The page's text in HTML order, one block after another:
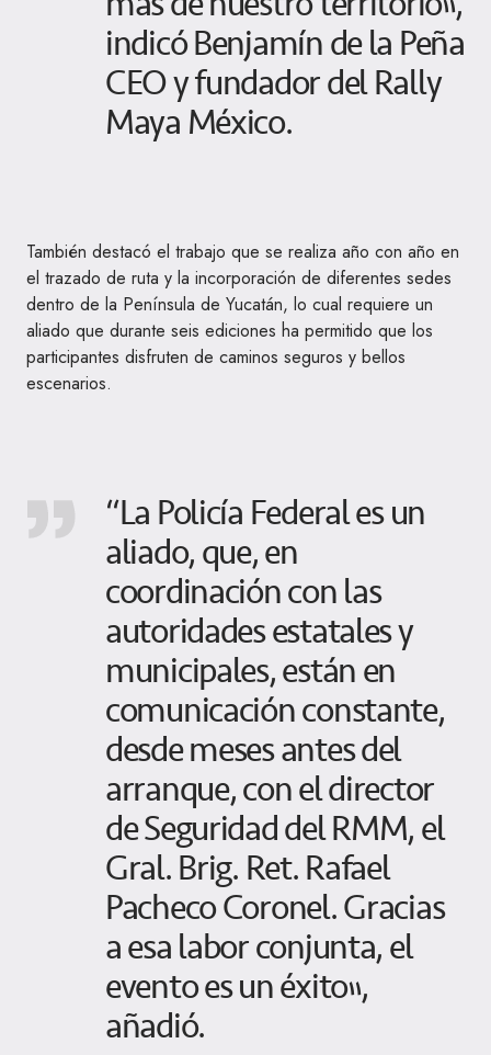
indicó Benjamín de la Peña
CEO y fundador del Rally
Maya México.
También destacó el trabajo que se realiza año con año en
el trazado de ruta y la incorporación de diferentes sedes
dentro de la Península de Yucatán, lo cual requiere un
aliado que durante seis ediciones ha permitido que los
participantes disfruten de caminos seguros y bellos
escenarios.
“La Policía Federal es un
aliado, que, en
coordinación con las
autoridades estatales y
municipales, están en
comunicación constante,
desde meses antes del
arranque, con el director
de Seguridad del RMM, el
Gral. Brig. Ret. Rafael
Pacheco Coronel. Gracias
a esa labor conjunta, el
evento es un éxito”,
añadió.